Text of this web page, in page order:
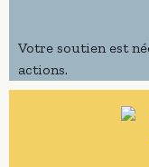
Votre soutien est
actions.